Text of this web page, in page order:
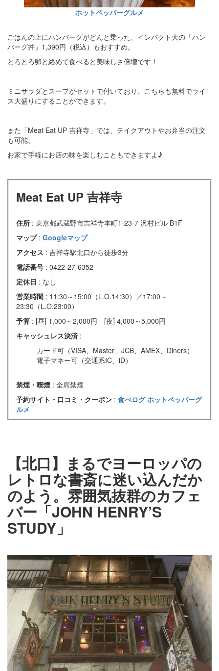
ホットペッパーグルメ
ごはんの上にハンバーグがどんと乗った、インパクト大の「ハン
バーグ丼」1,390円（税込）もおすすめ。
とろとろ卵と絡めて食べると美味しさ倍増です！
ミニサラダとスープがセットで付いており、こちらも無料でライ
ス大盛りにすることができます。
また「Meat Eat UP 吉祥寺」では、テイクアウトやお弁当の注文
も可能。
お家で手軽にお店の味を楽しむこともできますよ♪
Meat Eat UP 吉祥寺
住所 : 東京都武蔵野市吉祥寺本町1-23-7 沢村ビル B1F
マップ : Googleマップ
アクセス : 吉祥寺駅北口から徒歩3分
電話番号 : 0422-27-6352
定休日 : なし
営業時間 : 11:30～15:00（L.O.14:30）／17:00～
23:30（L.O.23:00）
予算 : [昼] 1,000～2,000円 [夜] 4,000～5,000円
キャッシュレス決済 :
カード可（VISA、Master、JCB、AMEX、Diners）
電子マネー可（交通系IC、iD）
禁煙・喫煙 : 全席禁煙
予約サイト・口コミ・クーポン : 食べログホットペッパーグ
ルメ
【北口】まるでヨーロッパの
レトロな書斎に迷い込んだか
のよう。雰囲気抜群のカフェ
バー「JOHN HENRY’S
STUDY」